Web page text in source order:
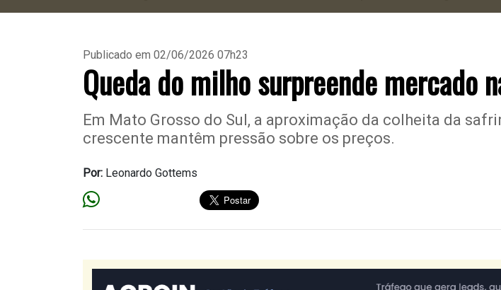
Publicado em 02/06/2026 07h23
Queda do milho surpreende mercado
Em Mato Grosso do Sul, a aproximação da colheita da
crescente mantêm pressão sobre os preços.
Por: Leonardo Gottems